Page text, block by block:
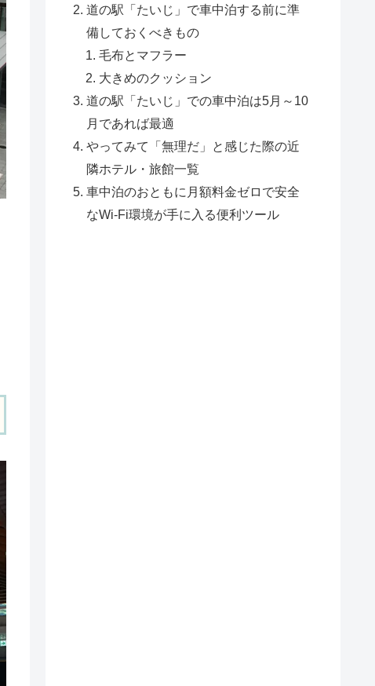
道の駅「たいじ」で車中泊する前に準
備しておくべきもの
毛布とマフラー
大きめのクッション
道の駅「たいじ」での車中泊は5月～10
月であれば最適
やってみて「無理だ」と感じた際の近
隣ホテル・旅館一覧
車中泊のおともに月額料金ゼロで安全
なWi-Fi環境が手に入る便利ツール